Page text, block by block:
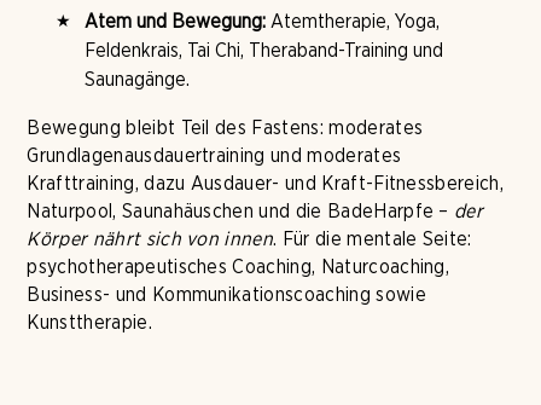
Atem und Bewegung: Atemtherapie, Yoga,
Feldenkrais, Tai Chi, Theraband-Training und
Saunagänge.
Bewegung bleibt Teil des Fastens: moderates
Grundlagenausdauertraining und moderates
Krafttraining, dazu Ausdauer- und Kraft-Fitnessbereich,
Naturpool, Saunahäuschen und die BadeHarpfe – der
Körper nährt sich von innen. Für die mentale Seite:
psychotherapeutisches Coaching, Naturcoaching,
Business- und Kommunikationscoaching sowie
Kunsttherapie.